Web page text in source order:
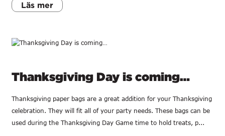
Läs mer
Thanksgiving Day is coming…
Thanksgiving paper bags are a great addition for your Thanksgiving
celebration. They will fit all of your party needs. These bags can be
used during the Thanksgiving Day Game time to hold treats, p...